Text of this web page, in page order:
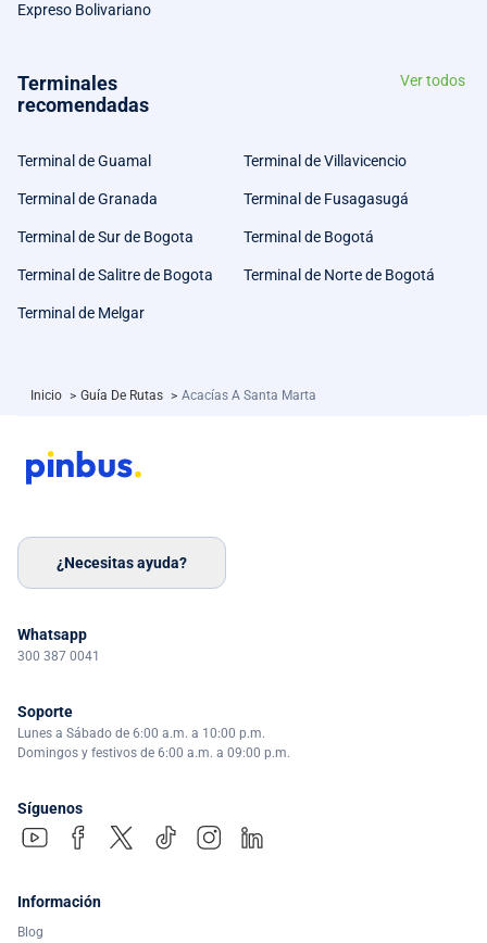
Expreso Bolivariano
Terminales
recomendadas
Ver todos
Terminal de Guamal Terminal de Villavicencio
Terminal de Granada Terminal de Fusagasugá
Terminal de Sur de Bogota Terminal de Bogotá
Terminal de Salitre de Bogota Terminal de Norte de Bogotá
Terminal de Melgar
Inicio > Guía De Rutas > Acacías A Santa Marta
¿Necesitas ayuda?
Whatsapp
300 387 0041
Soporte
Lunes a Sábado de 6:00 a.m. a 10:00 p.m.
Domingos y festivos de 6:00 a.m. a 09:00 p.m.
Síguenos
Información
Blog